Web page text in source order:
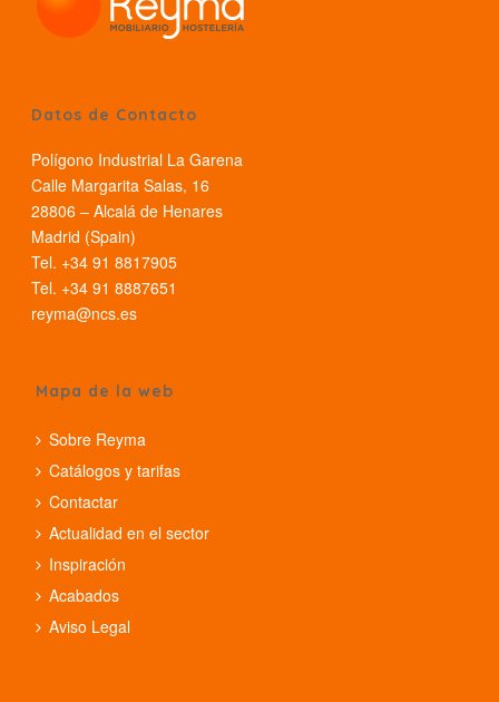
Datos de Contacto
Polígono Industrial La Garena
Calle Margarita Salas, 16
28806 – Alcalá de Henares
Madrid (Spain)
Tel. +34 91 8817905
Tel. +34 91 8887651
reyma@ncs.es
Mapa de la web
Sobre Reyma
Catálogos y tarifas
Contactar
Actualidad en el sector
Inspiración
Acabados
Aviso Legal